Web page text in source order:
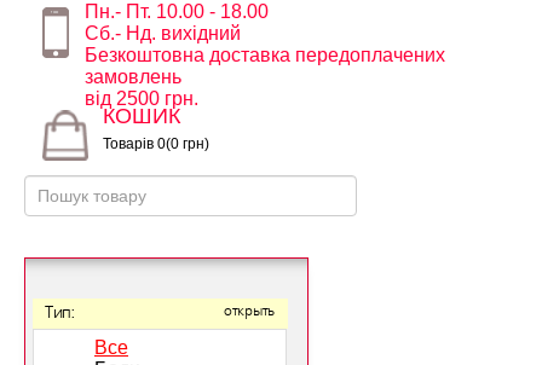
Пн.- Пт. 10.00 - 18.00
Сб.- Нд. вихідний
Безкоштовна доставка передоплачених
замовлень
від 2500 грн.
КОШИК
Товарів 0(0 грн)
Тип: открыть
Все